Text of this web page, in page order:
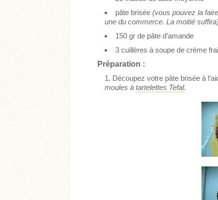
pâte brisée (vous pouvez la
une du commerce. La moitié suffira)
150 gr de pâte d’amande
3 cuillères à soupe de crème
Préparation :
Découpez votre pâte brisée à
moules àtartelettes Tefal.